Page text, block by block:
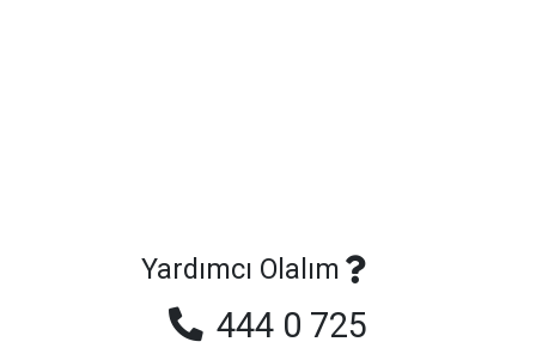
Yardımcı Olalım
444 0 725